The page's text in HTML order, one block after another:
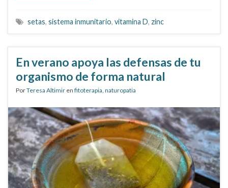
setas, sistema inmunitario, vitamina D, zinc
En verano apoya las defensas de tu
organismo de forma natural
PorTeresa Altimir en fitoterapia, naturopatia